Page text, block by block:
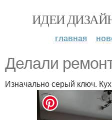
ИДЕИ
главная
Делали
Изначально серый ключ.